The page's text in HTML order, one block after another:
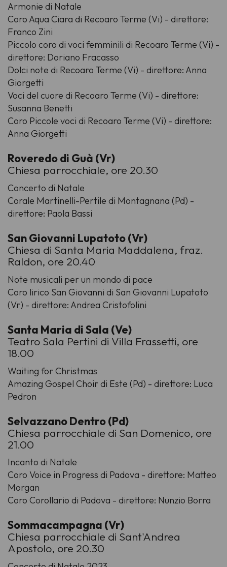
Armonie di Natale
Coro Aqua Ciara di Recoaro Terme (Vi) - direttore:
Franco Zini
Piccolo coro di voci femminili di Recoaro Terme (Vi) -
direttore: Doriano Fracasso
Dolci note di Recoaro Terme (Vi) - direttore: Anna
Giorgetti
Voci del cuore di Recoaro Terme (Vi) - direttore:
Susanna Benetti
Coro Piccole voci di Recoaro Terme (Vi) - direttore:
Anna Giorgetti
Roveredo di Guà (Vr)
Chiesa parrocchiale, ore 20.30
Concerto di Natale
Corale Martinelli-Pertile di Montagnana (Pd) -
direttore: Paola Bassi
San Giovanni Lupatoto (Vr)
Chiesa di Santa Maria Maddalena, fraz.
Raldon, ore 20.40
Note musicali per un mondo di pace
Coro lirico San Giovanni di San Giovanni Lupatoto
(Vr) - direttore: Andrea Cristofolini
Santa Maria di Sala (Ve)
Teatro Sala Pertini di Villa Frassetti, ore
18.00
Waiting for Christmas
Amazing Gospel Choir di Este (Pd) - direttore: Luca
Pedron
Selvazzano Dentro (Pd)
Chiesa parrocchiale di San Domenico, ore
21.00
Incanto di Natale
Coro Voice in Progress di Padova - direttore: Matteo
Morgan
Coro Corollario di Padova - direttore: Nunzio Borra
Sommacampagna (Vr)
Chiesa parrocchiale di Sant'Andrea
Apostolo, ore 20.30